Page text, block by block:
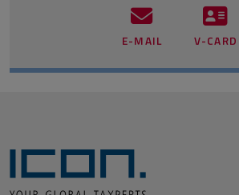
E-MAIL V-CARD